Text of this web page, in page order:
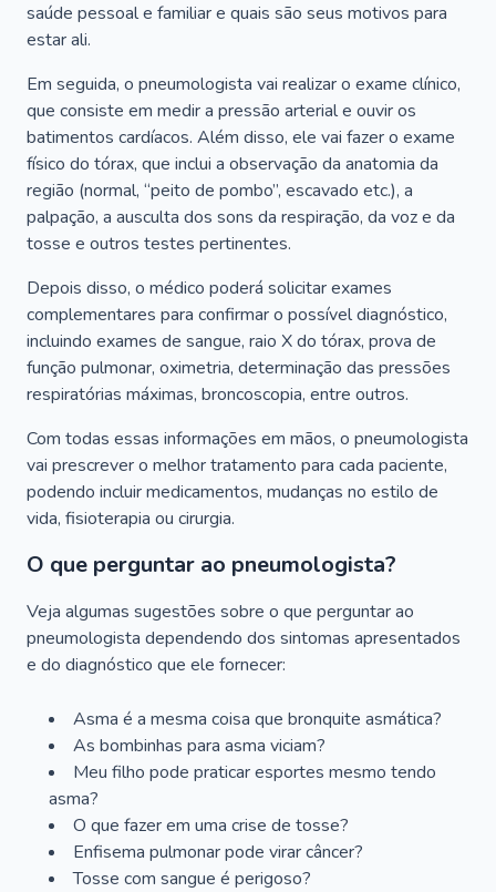
saúde pessoal e familiar e quais são seus motivos para
estar ali.
Em seguida, o pneumologista vai realizar o exame clínico,
que consiste em medir a pressão arterial e ouvir os
batimentos cardíacos. Além disso, ele vai fazer o exame
físico do tórax, que inclui a observação da anatomia da
região (normal, “peito de pombo”, escavado etc.), a
palpação, a ausculta dos sons da respiração, da voz e da
tosse e outros testes pertinentes.
Depois disso, o médico poderá solicitar exames
complementares para confirmar o possível diagnóstico,
incluindo exames de sangue, raio X do tórax, prova de
função pulmonar, oximetria, determinação das pressões
respiratórias máximas, broncoscopia, entre outros.
Com todas essas informações em mãos, o pneumologista
vai prescrever o melhor tratamento para cada paciente,
podendo incluir medicamentos, mudanças no estilo de
vida, fisioterapia ou cirurgia.
O que perguntar ao pneumologista?
Veja algumas sugestões sobre o que perguntar ao
pneumologista dependendo dos sintomas apresentados
e do diagnóstico que ele fornecer:
Asma é a mesma coisa que bronquite asmática?
As bombinhas para asma viciam?
Meu filho pode praticar esportes mesmo tendo
asma?
O que fazer em uma crise de tosse?
Enfisema pulmonar pode virar câncer?
Tosse com sangue é perigoso?